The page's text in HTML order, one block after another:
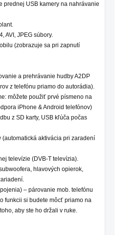
prednej USB kamery na nahrávanie
AVI, JPEG súbory.
(zobrazuje sa pri zapnutí
a prehrávanie hudby A2DP
z telefónu priamo do autorádia).
môžete použiť prvé písmeno na
iPhone & Android telefónov)
z SD karty, USB kľúča počas
aktivácia pri zaradení
televízie (DVB-T televízia).
hlavových opierok,
– párovanie mob. telefónu
funkcii si budete môcť priamo na
aby ste ho držali v ruke.